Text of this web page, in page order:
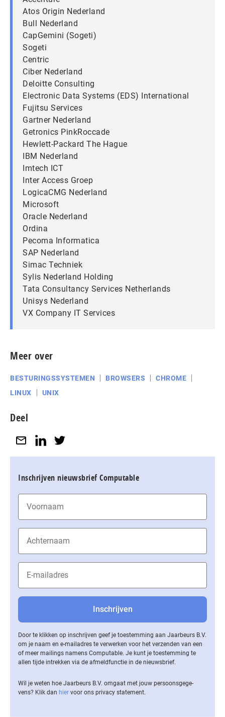
Atos Origin Nederland
Bull Nederland
CapGemini (Sogeti)
Sogeti
Centric
Ciber Nederland
Deloitte Consulting
Electronic Data Systems (EDS) International
Fujitsu Services
Gartner Nederland
Getronics PinkRoccade
Hewlett-Packard The Hague
IBM Nederland
Imtech ICT
Inter Access Groep
LogicaCMG Nederland
Microsoft
Oracle Nederland
Ordina
Pecoma Informatica
SAP Nederland
Simac Techniek
Sylis Nederland Holding
Tata Consultancy Services Netherlands
Unisys Nederland
VX Company IT Services
Meer over
BESTURINGSSYSTEMEN BROWSERS
CHROME
LINUX
UNIX
Deel
Inschrijven nieuwsbrief Computable
Door te klikken op inschrijven geef je toestemming aan Jaarbeurs B.V.
om je naam en e-mailadres te verwerken voor het verzenden van een
of meer mailings namens Computable. Je kunt je toestemming te
allen tijde intrekken via de af­meld­func­tie in de nieuwsbrief.
Wil je weten hoe Jaarbeurs B.V. omgaat met jouw per­soons­ge­ge­
vens? Klik dan hier voor ons privacy statement.